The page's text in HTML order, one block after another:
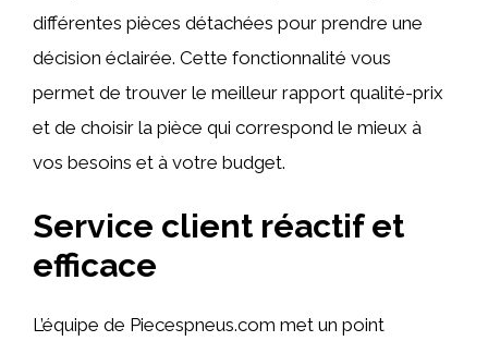
différentes pièces détachées pour prendre une
décision éclairée. Cette fonctionnalité vous
permet de trouver le meilleur rapport qualité-prix
et de choisir la pièce qui correspond le mieux à
vos besoins et à votre budget.
Service client réactif et
efficace
L’équipe de Piecespneus.com met un point